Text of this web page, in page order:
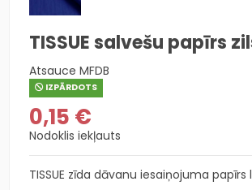
TISSUE salvešu papīrs
Atsauce MFDB
IZPĀRDOTS
0,15 €
Nodoklis iekļauts
TISSUE zīda dāvanu iesaiņojuma papīrs